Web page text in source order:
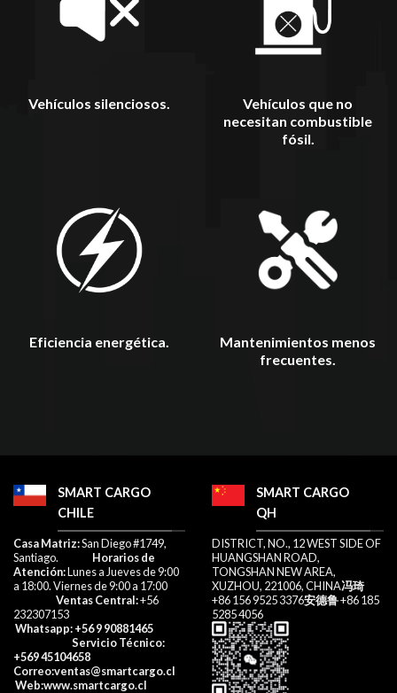
Vehículos silenciosos.
Vehículos que no
necesitan combustible
fósil.
Eficiencia energética.
Mantenimientos menos
frecuentes.
SMART CARGO
CHILE
​Casa Matriz:San Diego #1749,
Santiago. Horarios de
Atención:Lunes a Jueves de 9:00
a 18:00. Viernes de 9:00 a 17:00​
Ventas Central:+56
232307153​
Whatsapp: +56 9 90881465
Servicio Técnico:
+569 45104658
Correo:ventas@smartcargo.cl
Web:www.smartcargo.cl
SMART CARGO
QH
DISTRICT, NO., 12 WEST SIDE OF
HUANGSHAN ROAD,
TONGSHAN NEW AREA,
XUZHOU, 221006, CHINA冯琦
+86 156 9525 3376安德鲁+86 185
5285 4056